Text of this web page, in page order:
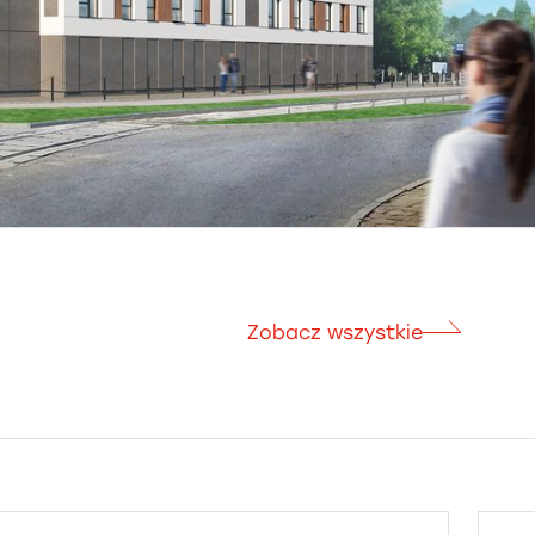
Zobacz wszystkie